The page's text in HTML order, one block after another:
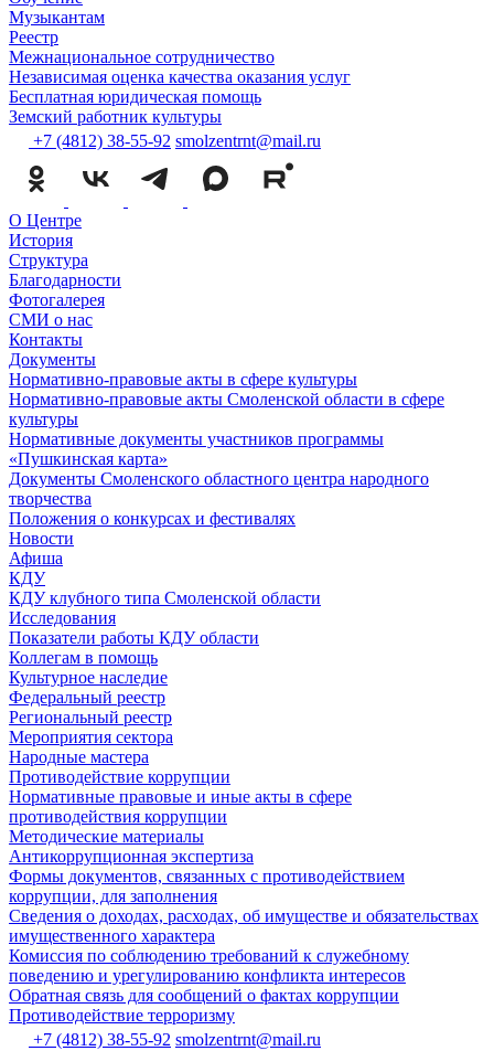
Музыкантам
Реестр
Межнациональное сотрудничество
Независимая оценка качества оказания услуг
Бесплатная юридическая помощь
Земский работник культуры
+7 (4812) 38-55-92 smolzentrnt@mail.ru
О Центре
История
Структура
Благодарности
Фотогалерея
СМИ о нас
Контакты
Документы
Нормативно-правовые акты в сфере культуры
Нормативно-правовые акты Смоленской области в сфере
культуры
Нормативные документы участников программы
«Пушкинская карта»
Документы Смоленского областного центра народного
творчества
Положения о конкурсах и фестивалях
Новости
Афиша
КДУ
КДУ клубного типа Смоленской области
Исследования
Показатели работы КДУ области
Коллегам в помощь
Культурное наследие
Федеральный реестр
Региональный реестр
Мероприятия сектора
Народные мастера
Противодействие коррупции
Нормативные правовые и иные акты в сфере
противодействия коррупции
Методические материалы
Антикоррупционная экспертиза
Формы документов, связанных с противодействием
коррупции, для заполнения
Сведения о доходах, расходах, об имуществе и обязательствах
имущественного характера
Комиссия по соблюдению требований к служебному
поведению и урегулированию конфликта интересов
Обратная связь для сообщений о фактах коррупции
Противодействие терроризму
+7 (4812) 38-55-92 smolzentrnt@mail.ru